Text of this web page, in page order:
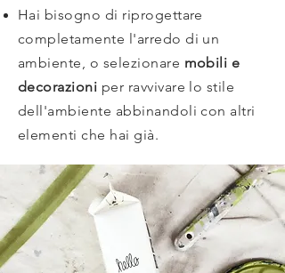
Hai bisogno di riprogettare
completamente l'arredo di un
ambiente, o selezionare mobili e
decorazioni per ravvivare lo stile
dell'ambiente abbinandoli con altri
elementi che hai già.